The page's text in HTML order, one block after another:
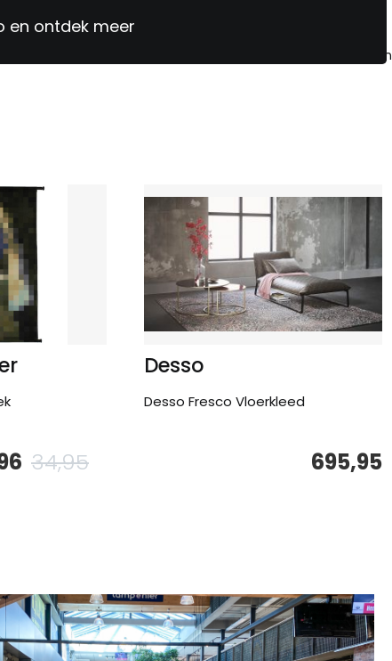
en ontdek meer
ruilen binnen 30 dagen
34,95
Desso
Desso Fresco Vloerkleed
695,95